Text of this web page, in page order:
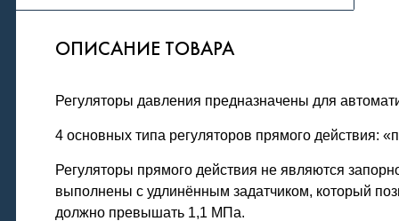
ОПИСАНИЕ ТОВАРА
Регуляторы давления предназначены для
4 основных типа регуляторов прямого действия:
Регуляторы прямого действия не являются
выполнены с удлинённым задатчиком, который
должно превышать 1,1 МПа.